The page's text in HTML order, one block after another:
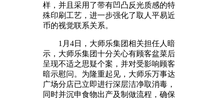
样，并且采用了带有凹凸反光质感的特
殊印刷工艺，进一步强化了取人平易近
币的视觉联系关系。
1月4日，大师乐集团相关担任人暗
示，大师乐集团十分关心有顾客盆菜后
呈现不适之思疑个案，并对受影响顾客
暗示慰问。为隆重起见，大师乐万事达
广场分店已立即进行深层洁净取消毒，
同时并沉申食物出产及制做流程，确保